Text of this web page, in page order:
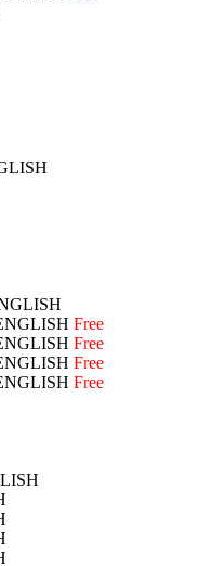
Free
Free
Free
Free